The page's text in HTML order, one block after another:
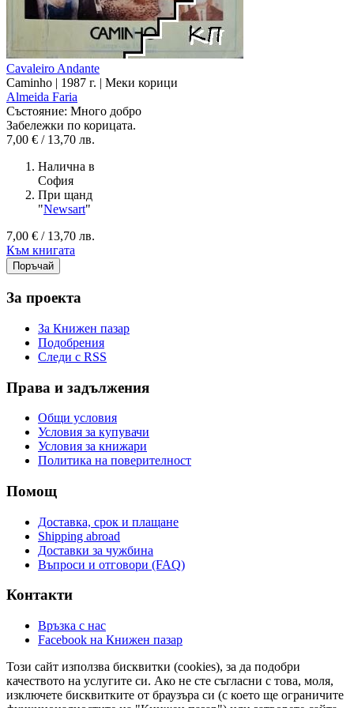
Cavaleiro Andante
Caminho | 1987 г. | Меки корици
Almeida Faria
Състояние: Много добро
Забележки по корицата.
7,00 € / 13,70 лв.
Налична в
София
При щанд
"Newsart"
7,00 € / 13,70 лв.
Към книгата
За проекта
За Книжен пазар
Подобрения
Следи с RSS
Права и задължения
Общи условия
Условия за купувачи
Условия за книжари
Политика на поверителност
Помощ
Доставка, срок и плащане
Shipping abroad
Доставки за чужбина
Въпроси и отговори (FAQ)
Контакти
Връзка с нас
Facebook на Книжен пазар
Този сайт използва бисквитки (cookies), за да подобри
качеството на услугите си. Ако не сте съгласни с това, моля,
изключете бисквитките от браузъра си (с което ще ограничите